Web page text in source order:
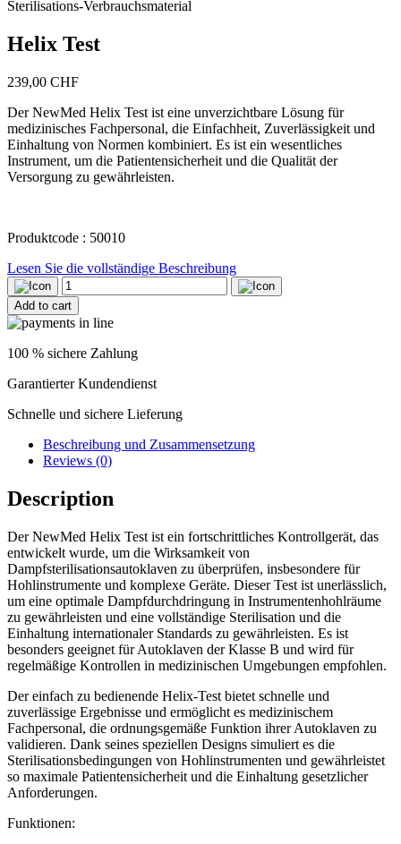
Sterilisations-Verbrauchsmaterial
Helix Test
239,00 CHF
Der NewMed Helix Test ist eine unverzichtbare Lösung für
medizinisches Fachpersonal, die Einfachheit, Zuverlässigkeit und
Einhaltung von Normen kombiniert. Es ist ein wesentliches
Instrument, um die Patientensicherheit und die Qualität der
Versorgung zu gewährleisten.
Produktcode : 50010
Lesen Sie die vollständige Beschreibung
Helix
Test
quantity
Add to cart
100 % sichere Zahlung
Garantierter Kundendienst
Schnelle und sichere Lieferung
Beschreibung und Zusammensetzung
Reviews (0)
Description
Der NewMed Helix Test ist ein fortschrittliches Kontrollgerät, das
entwickelt wurde, um die Wirksamkeit von
Dampfsterilisationsautoklaven zu überprüfen, insbesondere für
Hohlinstrumente und komplexe Geräte. Dieser Test ist unerlässlich,
um eine optimale Dampfdurchdringung in Instrumentenhohlräume
zu gewährleisten und eine vollständige Sterilisation und die
Einhaltung internationaler Standards zu gewährleisten. Es ist
besonders geeignet für Autoklaven der Klasse B und wird für
regelmäßige Kontrollen in medizinischen Umgebungen empfohlen.
Der einfach zu bedienende Helix-Test bietet schnelle und
zuverlässige Ergebnisse und ermöglicht es medizinischem
Fachpersonal, die ordnungsgemäße Funktion ihrer Autoklaven zu
validieren. Dank seines speziellen Designs simuliert es die
Sterilisationsbedingungen von Hohlinstrumenten und gewährleistet
so maximale Patientensicherheit und die Einhaltung gesetzlicher
Anforderungen.
Funktionen: